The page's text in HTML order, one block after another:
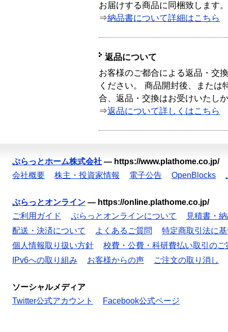
お届けする商品に同梱致します。
⇒納品書について詳細はこちら
返品について
お客様のご都合による返品・交
ください。 商品開封後、または
合、返品・交換はお受けいたし
⇒返品について詳しくはこちら
ぷらっとホーム株式会社 — https://www.plathome.co.jp/
会社概要
株主・投資家情報 電子公告 OpenBlocks
ぷらっとオンライン — https://online.plathome.co.jp/
ご利用ガイド
ぷらっとオンラインについて
見積書・
配送・決済について
よくあるご質問
特定商取引法に
個人情報取り扱い方針
校費・公費・科研費払い取引のご
IPv6への取り組み
お客様からの声 ご注文の取り消し
ソーシャルメディア
Twitter公式アカウント
Facebook公式ページ